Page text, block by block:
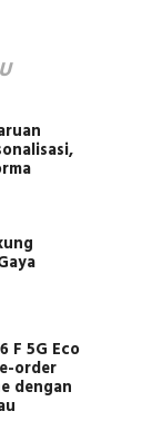
F 5G Eco
order
dengan